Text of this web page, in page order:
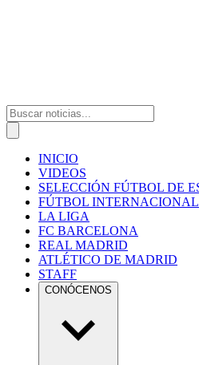
INICIO
VIDEOS
SELECCIÓN FÚTBOL DE
FÚTBOL INTERNACIONAL
LA LIGA
FC BARCELONA
REAL MADRID
ATLÉTICO DE MADRID
STAFF
CONÓCENOS